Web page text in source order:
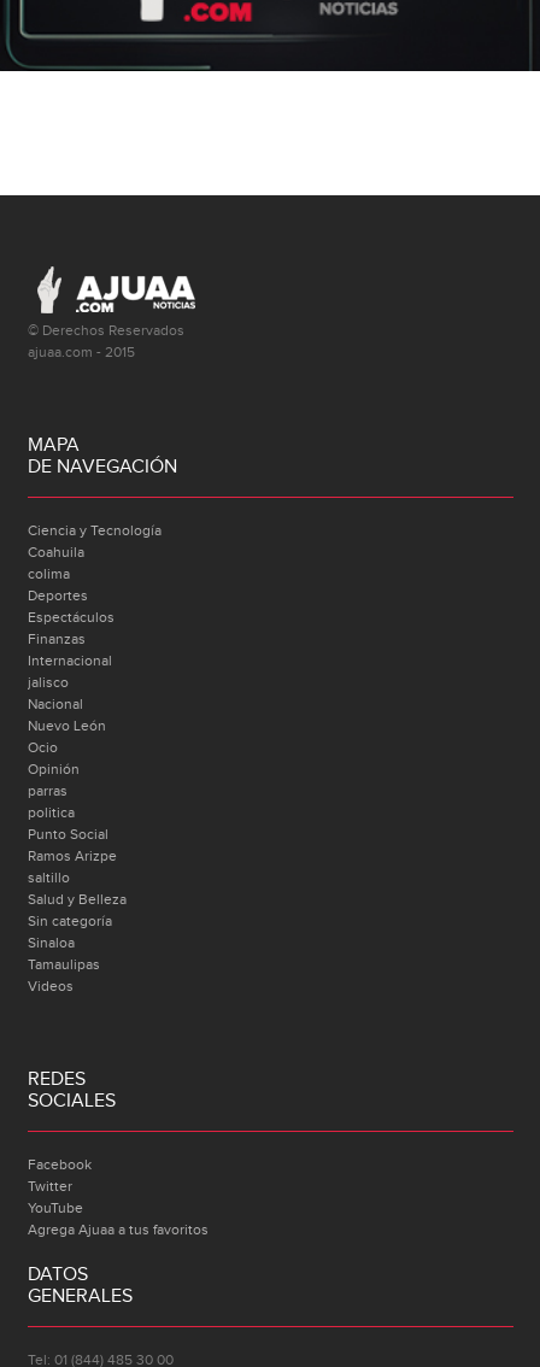
© Derechos Reservados
ajuaa.com - 2015
MAPA
DE NAVEGACIÓN
Ciencia y Tecnología
Coahuila
colima
Deportes
Espectáculos
Finanzas
Internacional
jalisco
Nacional
Nuevo León
Ocio
Opinión
parras
politica
Punto Social
Ramos Arizpe
saltillo
Salud y Belleza
Sin categoría
Sinaloa
Tamaulipas
Videos
REDES
SOCIALES
Facebook
Twitter
YouTube
Agrega Ajuaa a tus favoritos
DATOS
GENERALES
Tel: 01 (844) 485 30 00